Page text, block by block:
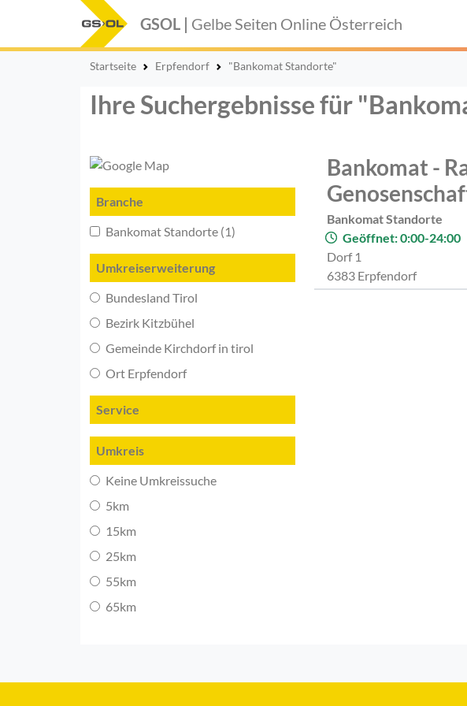
GSOL | Gelbe Seiten Online Österreich
Startseite Erpfendorf "Bankomat Standorte"
Ihre Suchergebnisse für
Branche
Bankomat Standorte (1)
Umkreiserweiterung
Bundesland Tirol
Bezirk Kitzbühel
Gemeinde Kirchdorf in tirol
Ort Erpfendorf
Service
Umkreis
Keine Umkreissuche
5km
15km
25km
55km
65km
Bankomat -
Bankomat Standorte
Geöffnet: 0:00-24:00
Dorf 1
6383 Erpfendorf